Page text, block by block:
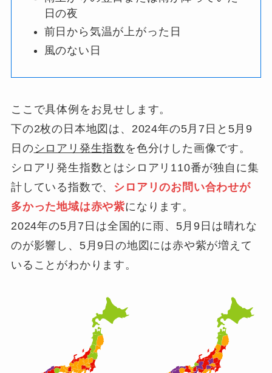
日の夜
前日から気温が上がった日
風のない日
ここで具体例をお見せします。
下の2枚の日本地図は、2024年の5月7日と5月9
日のシロアリ発生指数 を色分けした画像です。
シロアリ発生指数とはシロアリ110番が独自に集
計している指数で、 シロアリのお問い合わせが
多かった地域は赤や紫になります。
2024年の5月7日は全国的に雨、5月9日は晴れな
のが影響し、5月9日の地図には赤や紫が増えて
いることがわかります。